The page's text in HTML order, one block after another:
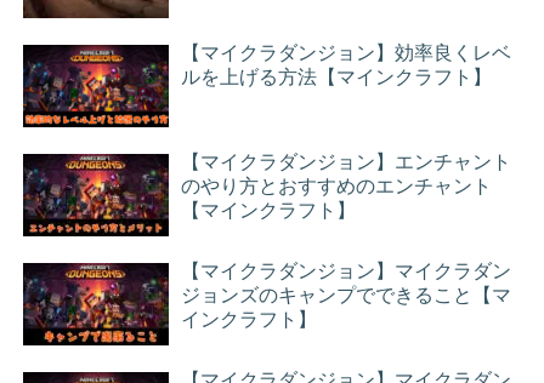
【マイクラダンジョン】効率良くレベ
ルを上げる方法【マインクラフト】
【マイクラダンジョン】エンチャント
のやり方とおすすめのエンチャント
【マインクラフト】
【マイクラダンジョン】マイクラダン
ジョンズのキャンプでできること【マ
インクラフト】